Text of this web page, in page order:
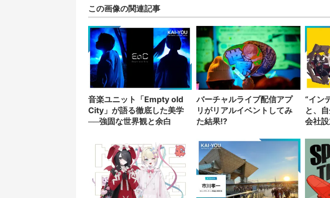
この画像の関連記事
音楽ユニット「Empty old
City」が語る徹底した美学
──強固な世界観と余白
バーチャルライブ配信アプ
リがリアルイベントしてみ
た結果!?
“イン
と、
会社